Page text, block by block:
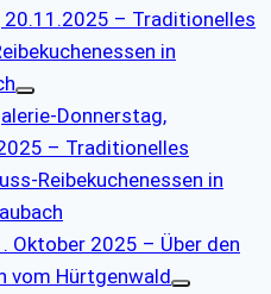
20.11.2025 – Traditionelles
in
Donnerstag,
– Traditionelles
Reibekuchenessen in
Oktober 2025 – Über den
vom Hürtgenwald